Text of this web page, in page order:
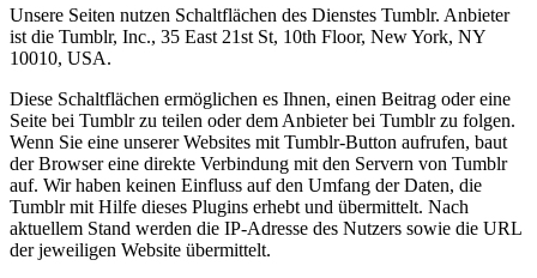
Unsere Seiten nutzen Schaltflächen des Dienstes Tumblr. Anbieter
ist die Tumblr, Inc., 35 East 21st St, 10th Floor, New York, NY
10010, USA.
Diese Schaltflächen ermöglichen es Ihnen, einen Beitrag oder eine
Seite bei Tumblr zu teilen oder dem Anbieter bei Tumblr zu folgen.
Wenn Sie eine unserer Websites mit Tumblr-Button aufrufen, baut
der Browser eine direkte Verbindung mit den Servern von Tumblr
auf. Wir haben keinen Einfluss auf den Umfang der Daten, die
Tumblr mit Hilfe dieses Plugins erhebt und übermittelt. Nach
aktuellem Stand werden die IP-Adresse des Nutzers sowie die URL
der jeweiligen Website übermittelt.